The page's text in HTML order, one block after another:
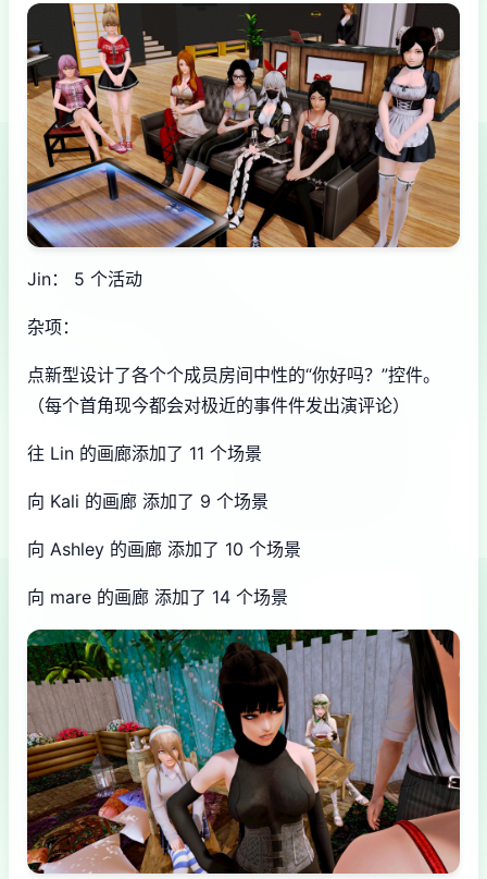
Jin： 5 个活动
杂项：
点新型设计了各个个成员房间中性的“你好吗？”控件。
（每个首角现今都会对极近的事件件发出演评论）
往 Lin 的画廊添加了 11 个场景
向 Kali 的画廊 添加了 9 个场景
向 Ashley 的画廊 添加了 10 个场景
向 mare 的画廊 添加了 14 个场景